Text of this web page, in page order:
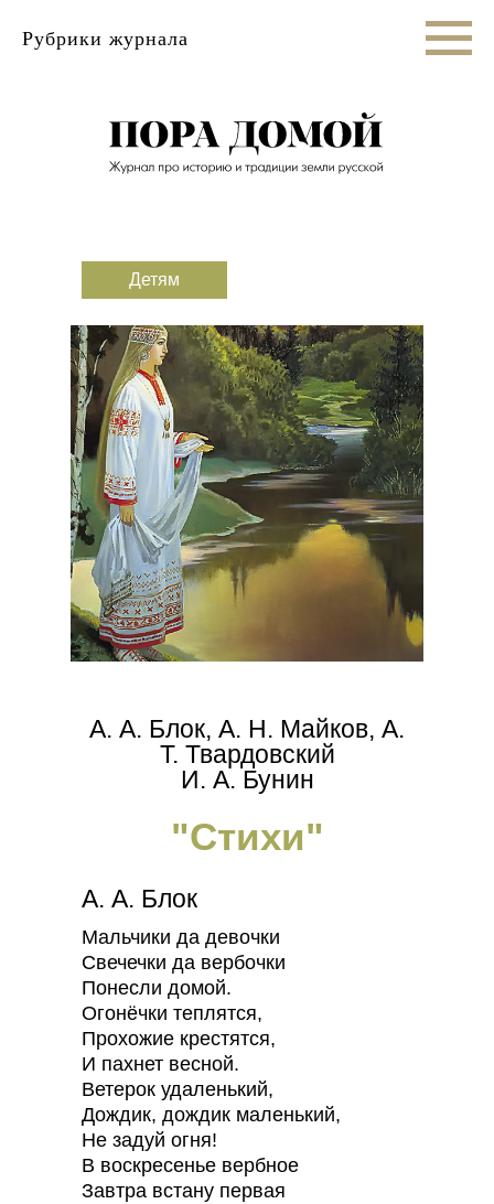
Рубрики журнала
Мальчики да девочки
Свечечки да вербочки
Понесли домой.
Огонёчки теплятся,
Прохожие крестятся,
И пахнет весной.
Ветерок удаленький,
Дождик, дождик маленький,
Не задуй огня!
В воскресенье вербное
Завтра встану первая
"Стихи"
А. А. Блок, А. Н. Майков, А.
Т. Твардовский
И. А. Бунин
Детям
А. А. Блок